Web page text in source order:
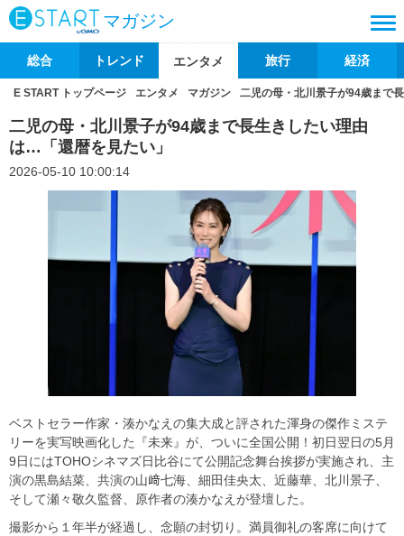
マガジン
総合 トレンド エンタメ 旅行 経済
E START トップページ エンタメ マガジン 二児の母・北川景子が94歳まで
二児の母・北川景子が94歳まで長生きしたい理由
は…「還暦を見たい」
2026-05-10 10:00:14
ベストセラー作家・湊かなえの集大成と評された渾身の傑作ミステ
リーを実写映画化した『未来』が、ついに全国公開！初日翌日の5月
9日にはTOHOシネマズ日比谷にて公開記念舞台挨拶が実施され、主
演の黒島結菜、共演の山﨑七海、細田佳央太、近藤華、北川景子、
そして瀬々敬久監督、原作者の湊かなえが登壇した。
撮影から１年半が経過し、念願の封切り。満員御礼の客席に向けて